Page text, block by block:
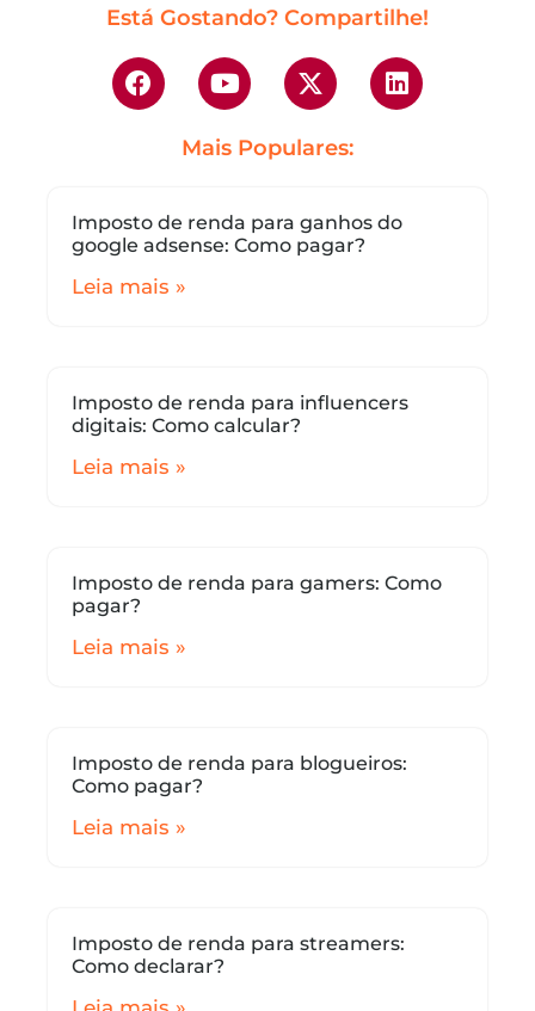
Está Gostando? Compartilhe!
Mais Populares:
Imposto de renda para ganhos do
google adsense: Como pagar?
Leia mais »
Imposto de renda para influencers
digitais: Como calcular?
Leia mais »
Imposto de renda para gamers: Como
pagar?
Leia mais »
Imposto de renda para blogueiros:
Como pagar?
Leia mais »
Imposto de renda para streamers:
Como declarar?